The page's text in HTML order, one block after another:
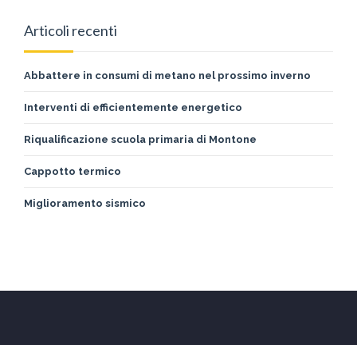
Articoli recenti
Abbattere in consumi di metano nel prossimo inverno
Interventi di efficientemente energetico
Riqualificazione scuola primaria di Montone
Cappotto termico
Miglioramento sismico